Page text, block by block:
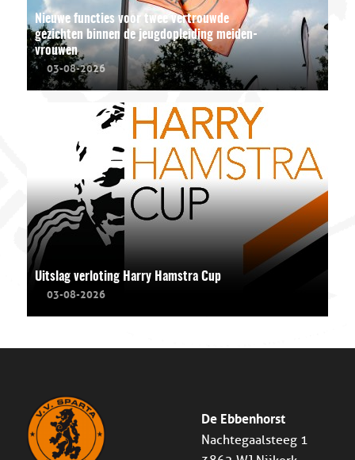
Nieuwe functies voor twee vertrouwde
gezichten binnen de jeugdopleiding meiden-
vrouwen
03-08-2026
Uitslag verloting Harry Hamstra Cup
03-08-2026
De Ebbenhorst
Nachtegaalsteeg 1